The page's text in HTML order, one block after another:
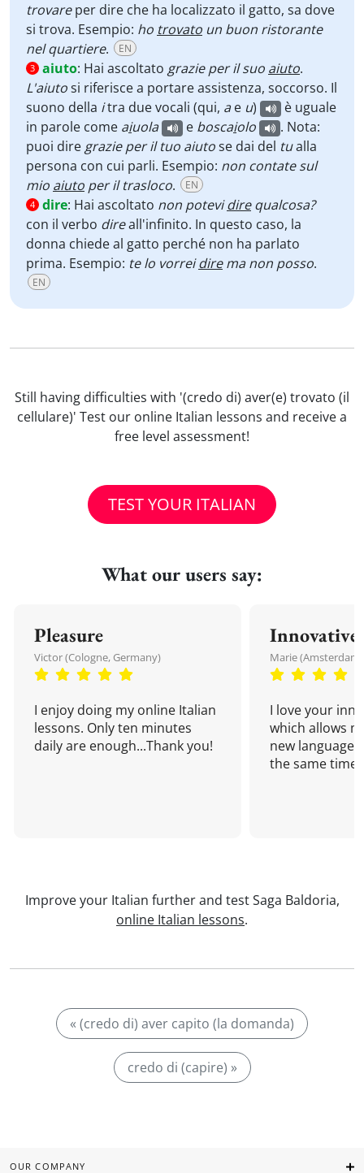
trovareper dire che ha localizzato il gatto, sa dove
si trova. Esempio: ho trovato un buon ristorante
nel quartiere. EN
3 aiuto: Hai ascoltato grazie per il suo aiuto.
L'aiutosi riferisce a portare assistenza, soccorso. Il
suono della itra due vocali (qui, ae u)
è uguale
in parole come aiuola e boscaiolo
. Nota:
puoi dire grazie per il tuo aiutose dai del tualla
persona con cui parli. Esempio: non contate sul
mio aiuto per il trasloco. EN
4 dire: Hai ascoltato non potevidirequalcosa?
con il verbo direall'infinito. In questo caso, la
donna chiede al gatto perché non ha parlato
prima. Esempio: te lo vorreidirema non posso.
EN
Still having difficulties with '(credo di) aver(e) trovato (il
cellulare)' Test our online Italian lessons and receive a
free level assessment!
TEST YOUR ITALIAN
What our users say:
Pleasure
Victor (Cologne, Germany)
I enjoy doing my online Italian
lessons. Only ten minutes
daily are enough...Thank you!
Innovative
Marie
I love your
which allows
new language
the same time!
Improve your Italian further and test Saga Baldoria,
online Italian lessons.
« (credo di) aver capito (la domanda)
credo di (capire) »
OUR COMPANY